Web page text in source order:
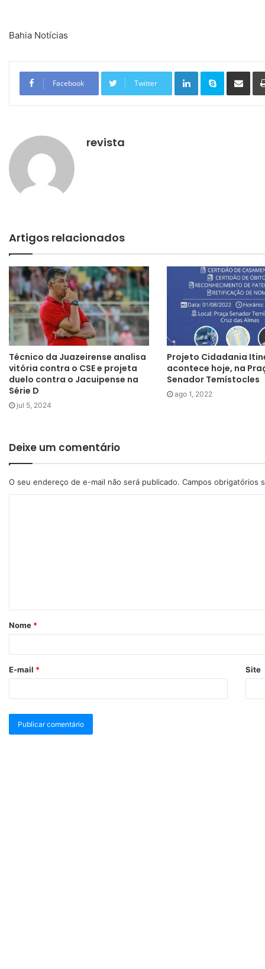
Bahia Notícias
Facebook Twitter
Linkedin Skype
revista
Artigos relacionados
Técnico da Juazeirense analisa
vitória contra o CSE e projeta
duelo contra o Jacuipense na
Série D
jul 5, 2024
Projeto Cidadania
acontece hoje, na
Senador Temístocles
ago 1, 2022
Deixe um comentário
O seu endereço de e-mail não será publicado. Campos obrigatórios
Nome *
E-mail * Site